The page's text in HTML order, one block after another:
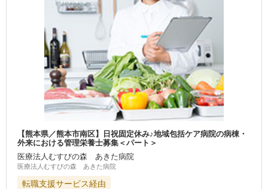
【熊本県／熊本市南区】日祝固定休み♪地域包括ケア病院の病棟・
外来における管理栄養士募集＜パート＞
医療法人むすびの森 あきた病院
医療法人むすびの森 あきた病院
転職支援サービス経由